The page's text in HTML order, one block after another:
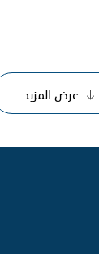
عرض المزيد